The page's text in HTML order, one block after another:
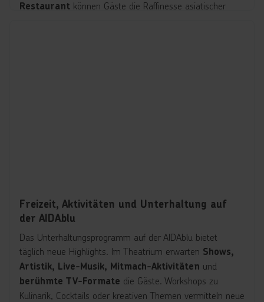
Restaurant können Gäste die Raffinesse asiatischer
Süßes und Kaffee sorgt dasCafé Mare, während die
Eisbar kleine und große Gäste mit kreativen
Eisvariationen verwöhnt.
Freizeit, Aktivitäten und Unterhaltung auf
der AIDAblu
Das Unterhaltungsprogramm auf der AIDAblu bietet
täglich neue Highlights. Im Theatrium erwarten Shows,
Artistik, Live-Musik, Mitmach-Aktivitäten und
berühmte TV-Formate die Gäste. Workshops zu
Kulinarik, Cocktails oder kreativen Themen vermitteln neue